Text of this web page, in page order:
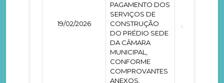
19/02/2026
PAGAMENTO DOS
SERVIÇOS DE
CONSTRUÇÃO
DO PRÉDIO SEDE
DA CÂMARA
MUNICIPAL,
CONFORME
COMPROVANTES
ANEXOS.